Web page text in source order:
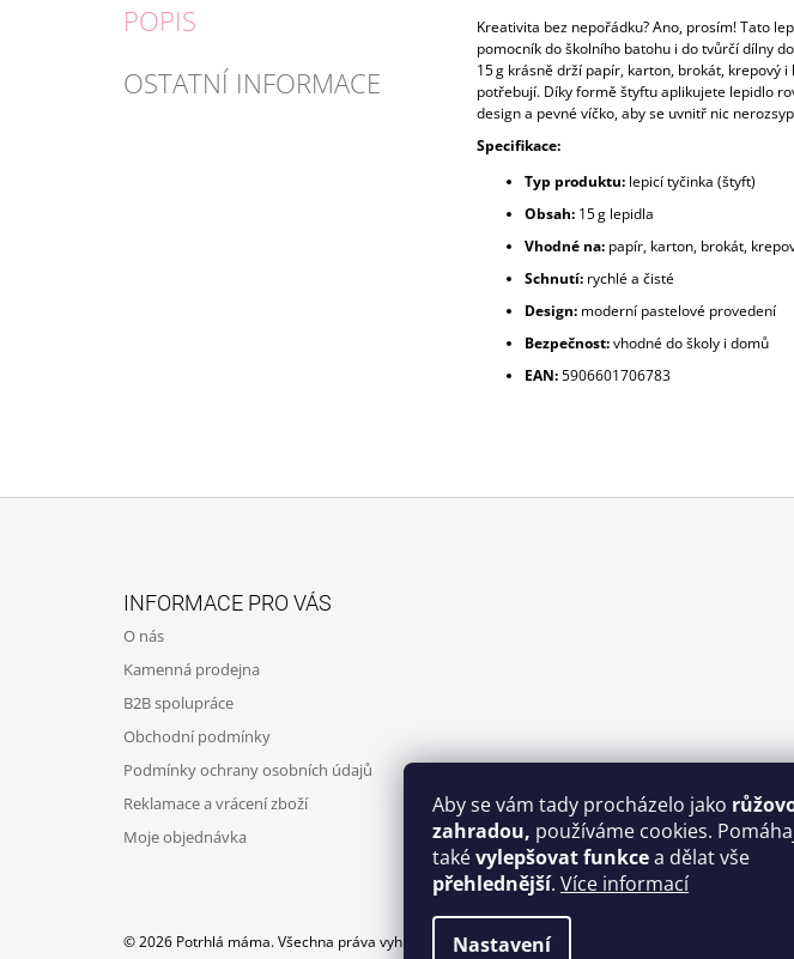
Aby se vám tady procházelo jako
zahradou, používáme cookies.
takévylepšovat funkcea dělat vše
přehlednější. Více informací
Nastavení
POPIS
OSTATNÍ INFORMACE
Kreativita bez nepořádku? Ano, prosím! Tato
pomocník do školního batohu i do tvůrčí dílny
15 g krásně drží papír, karton, brokát, krepový
potřebují. Díky formě štyftu aplikujete lepidlo
design a pevné víčko, aby se uvnitř nic
Specifikace:
Typ produktu:lepicí tyčinka (štyft)
Obsah:15 g lepidla
Vhodné na:papír, karton, brokát,
Schnutí:rychlé a čisté
Design:moderní pastelové provedení
Bezpečnost:vhodné do školy i domů
EAN:5906601706783
INFORMACE PRO VÁS
O nás
Kamenná prodejna
B2B spolupráce
Obchodní podmínky
Podmínky ochrany osobních údajů
Reklamace a vrácení zboží
Moje objednávka
© 2026 Potrhlá máma. Všechna práva vyhrazena.